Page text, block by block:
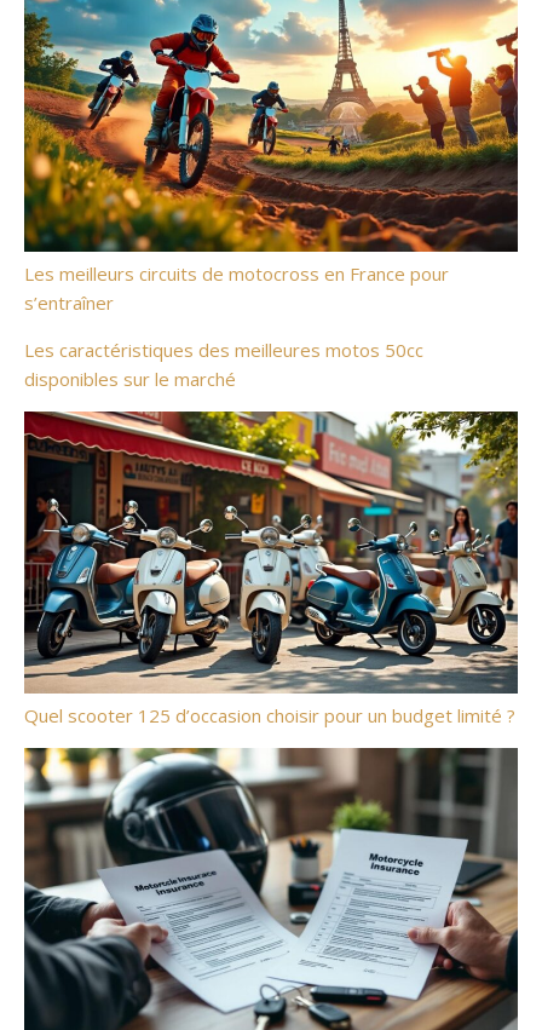
Les meilleurs circuits de motocross en France pour
s’entraîner
Les caractéristiques des meilleures motos 50cc
disponibles sur le marché
Quel scooter 125 d’occasion choisir pour un budget limité ?